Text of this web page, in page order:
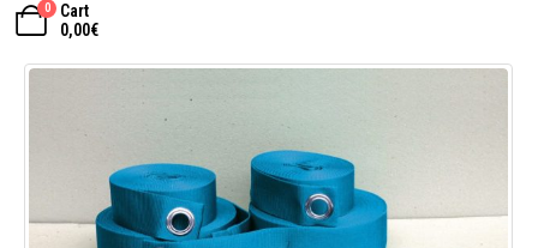
0
Cart
0,00€